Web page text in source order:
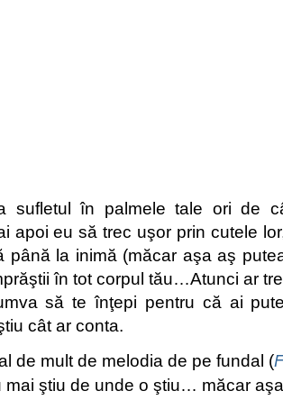
sufletul în palmele tale ori de
apoi eu să trec uşor prin cutele
până la inimă (măcar aşa aş
în tot corpul tău…Atunci ar
să te înţepi pentru că ai
cât ar conta.
de mult de melodia de pe fundal (
mai ştiu de unde o ştiu… măcar